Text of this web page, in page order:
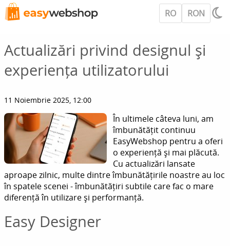
RO RON
Actualizări privind designul și
experiența utilizatorului
11 Noiembrie 2025, 12:00
În ultimele câteva luni, am
îmbunătățit continuu
EasyWebshop pentru a oferi
o experiență și mai plăcută.
Cu actualizări lansate
aproape zilnic, multe dintre îmbunătățirile noastre au loc
în spatele scenei - îmbunătățiri subtile care fac o mare
diferență în utilizare și performanță.
Easy Designer